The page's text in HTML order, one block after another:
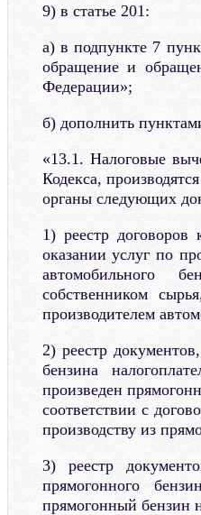
9) в статье 201:
а) в подпункте 7
обращение и
Федерации»;
б) дополнить
«13.1. Налоговые
Кодекса,
органы следующих
1) реестр договоров
оказании услуг по
автомобильного
собственником
производителем
2) реестр
бензина
произведен
соответствии с
производству из
3) реестр
прямогонного
прямогонный бензин